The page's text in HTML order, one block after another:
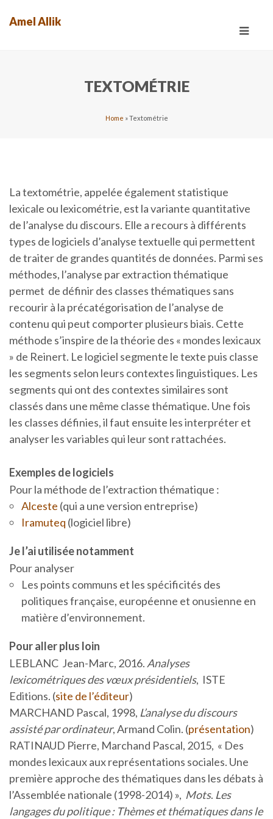
Toggle
Amel Allik
TEXTOMÉTRIE
Home »Textométrie
La textométrie, appelée également statistique
lexicale ou lexicométrie, est la variante quantitative
de l’analyse du discours. Elle a recours à différents
types de logiciels d’analyse textuelle qui permettent
de traiter de grandes quantités de données. Parmi ses
méthodes, l’analyse par extraction thématique
permet de définir des classes thématiques sans
recourir à la précatégorisation de l’analyse de
contenu qui peut comporter plusieurs biais. Cette
méthode s’inspire de la théorie des « mondes lexicaux
» de Reinert. Le logiciel segmente le texte puis classe
les segments selon leurs contextes linguistiques. Les
segments qui ont des contextes similaires sont
classés dans une même classe thématique. Une fois
les classes définies, il faut ensuite les interpréter et
analyser les variables qui leur sont rattachées.
Exemples de logiciels
Pour la méthode de l’extraction thématique :
Alceste (qui a une version entreprise)
Iramuteq (logiciel libre)
Je l’ai utilisée notamment
Pour analyser
Les points communs et les spécificités des
politiques française, européenne et onusienne en
matière d’environnement.
Pour aller plus loin
LEBLANC Jean-Marc, 2016. Analyses
lexicométriques des vœux présidentiels, ISTE
Editions. (site de l’éditeur)
MARCHAND Pascal, 1998, L’analyse du discours
assisté par ordinateur, Armand Colin. (présentation)
RATINAUD Pierre, Marchand Pascal, 2015, « Des
mondes lexicaux aux représentations sociales. Une
première approche des thématiques dans les débats à
l’Assemblée nationale (1998-2014) », Mots. Les
langages du politique : Thèmes et thématiques dans le